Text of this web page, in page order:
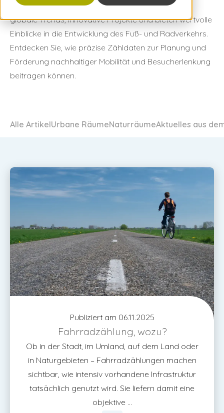
Radfahrern weltweit. Unsere Beiträge beleuchten
globale Trends, innovative Projekte und bieten wertvolle
Einblicke in die Entwicklung des Fuß- und Radverkehrs.
Entdecken Sie, wie präzise Zähldaten zur Planung und
Förderung nachhaltiger Mobilität und Besucherlenkung
beitragen können.
Alle ArtikelUrbane RäumeNaturräumeAktuelles aus
Publiziert am 06.11.2025
Fahrradzählung, wozu?
Ob in der Stadt, im Umland, auf dem Land oder
in Naturgebieten – Fahrradzählungen machen
sichtbar, wie intensiv vorhandene Infrastruktur
tatsächlich genutzt wird. Sie liefern damit eine
objektive ...